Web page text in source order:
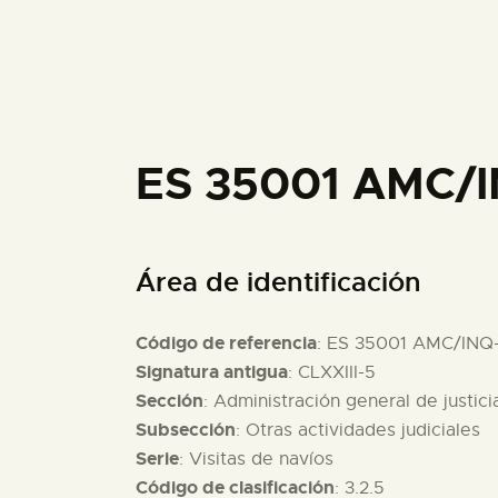
ES 35001
Área de identificación
Código de referencia: ES 35001 AMC/
Signatura antigua: CLXXIII-5
Sección: Administración general de
Subsección: Otras actividades judiciales
Serie: Visitas de navíos
Código de clasificación: 3.2.5